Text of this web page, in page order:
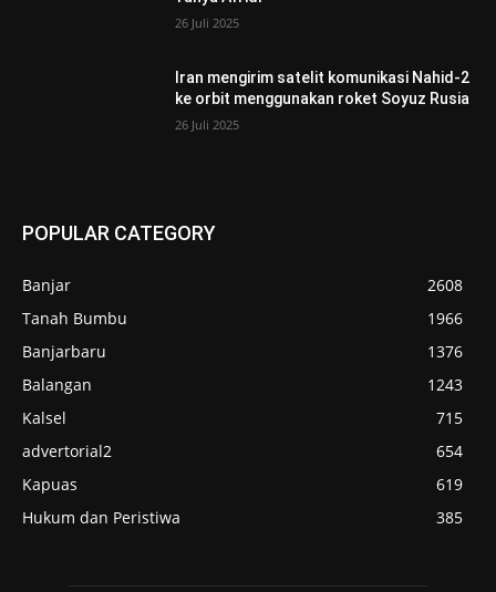
26 Juli 2025
Iran mengirim satelit komunikasi Nahid-2
ke orbit menggunakan roket Soyuz Rusia
26 Juli 2025
POPULAR CATEGORY
Banjar
2608
Tanah Bumbu
1966
Banjarbaru
1376
Balangan
1243
Kalsel
715
advertorial2
654
Kapuas
619
Hukum dan Peristiwa
385